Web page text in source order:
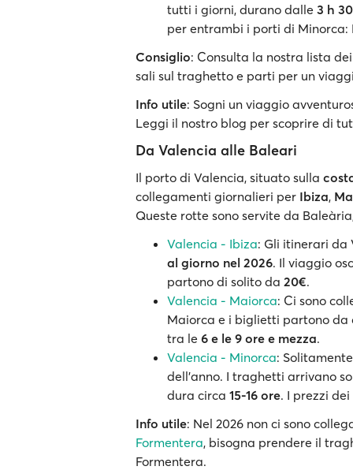
tutti i giorni, durano dalle 3 h
per entrambi i porti di Minorca:
Consiglio: Consulta la nostra lista dei
sali sul traghetto e parti per un
Info utile: Sogni un viaggio
Leggi il nostro blog per scoprire di
Da Valencia alle Baleari
Il porto di Valencia, situato sulla
collegamenti giornalieri per Ibiza,
Queste rotte sono servite da
Valencia - Ibiza: Gli itinerari da
al giorno nel 2026. Il viaggio
partono di solito da 20€.
Valencia - Maiorca: Ci sono
Maiorca e i biglietti partono
tra le 6 e le 9 ore e mezza.
Valencia - Minorca:
dell'anno. I traghetti arrivano
dura circa 15-16 ore. I prezzi
Info utile: Nel 2026 non ci sono
Formentera, bisogna prendere il
Formentera.